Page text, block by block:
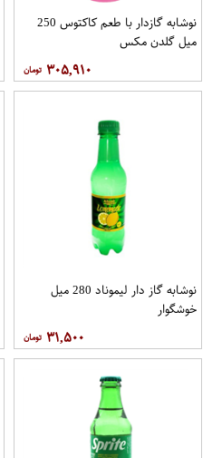
نوشابه گازدار با طعم کاکتوس 250
میل گلدن مکس
۳۰۵,۹۱۰
نوشابه گاز دار لیموناد 280 میل
خوشگوار
۳۱,۵۰۰